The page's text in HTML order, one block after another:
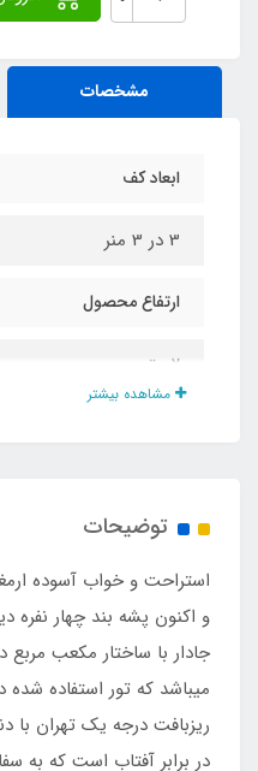
مشخصات
ابعاد کف
3 در 3 منر
ارتفاع محصول
2 متر
نوع تور
حریر ریزبافت درجه یک
نوع زیپ
شماره 10 درجه یک
مشاهده بیشتر
توضیحات
استراحت و خواب آسوده
و اکنون پشه‌ بند چهار
میباشد که تور استفاده
ریزبافت درجه یک تهران با
در برابر آفتاب است که به